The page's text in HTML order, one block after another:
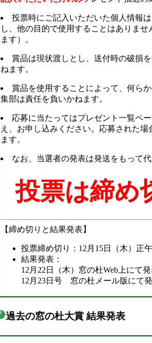
投票時にご記入いただいた個人情報
し、他の目的で使用することはありま
ます）。
賞品は現状渡しとし、送付時の破損
ねます。
賞品を使用することによって、何ら
集部は責任を負いかねます。
応募に当たってはプレゼント一覧ペ
え、お申し込みください。応募された
ます。
なお、当選者の発表は発送をもって
投票は締め
【締め切りと結果発表】
投票締め切り：12月15日（木）正午
結果発表：
12月22日（木）窓の杜Web上にて
12月23日号 窓の杜メール版にて
過去の窓の杜大賞 結果発表